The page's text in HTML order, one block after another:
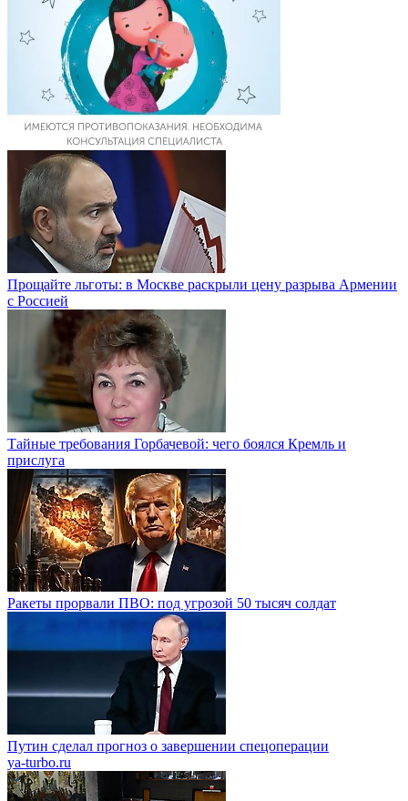
Прощайте льготы: в Москве раскрыли цену разрыва Армении
с Россией
Тайные требования Горбачевой: чего боялся Кремль и
прислуга
Ракеты прорвали ПВО: под угрозой 50 тысяч солдат
Путин сделал прогноз о завершении спецоперации
ya-turbo.ru